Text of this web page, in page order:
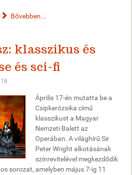
Bővebben...
klasszikus és
és sci-fi
Április 17-én mutatta be a
Csipkerózsika című
klasszikust a Magyar
Nemzeti Balett az
Operában. A világhírű Sir
Peter Wright alkotásának
színrevitelével megkezdődik
sorozat, amelyben május 7-ig 11